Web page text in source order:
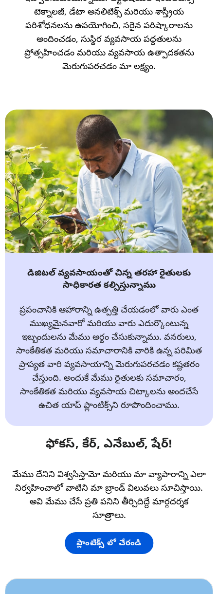
టెక్నాలజీ, డేటా అనలిటిక్స్ మరియు శాస్త్రీయ
పరిశోధనలను ఉపయోగించి, సరైన పరిష్కారాలను
అందించడం, సుస్థిర వ్యవసాయ పద్ధతులను
ప్రోత్సహించడం మరియు వ్యవసాయ ఉత్పాదకతను
మెరుగుపరచడం మా లక్ష్యం.
డిజిటల్ వ్యవసాయంతో చిన్న తరహా రైతులకు
సాధికారత కల్పిస్తున్నాము
ప్రపంచానికి ఆహారాన్ని ఉత్పత్తి చేయడంలో వారు ఎంత
ముఖ్యమైనవారో మరియు వారు ఎదుర్కొంటున్న
ఇబ్బందులను మేము అర్థం చేసుకున్నాము. వనరులు,
సాంకేతికత మరియు సమాచారానికి వారికి ఉన్న పరిమిత
ప్రాప్యత వారి వ్యవసాయాన్ని మెరుగుపరచడం కష్టతరం
చేస్తుంది. అందుకే మేము రైతులకు సమాచారం,
సాంకేతికత మరియు వ్యవసాయ చిట్కాలను అందచేసే
ఉచిత యాప్ ప్లాంటిక్స్‌ని రూపొందించాము.
ఫోకస్, కేర్, ఎనేబుల్, షేర్!
మేము దేనిని విశ్వసిస్తామో మరియు మా వ్యాపారాన్ని ఎలా
నిర్వహించాలో వాటిని మా బ్రాండ్ విలువలు సూచిస్తాయి.
అవి మేము చేసే ప్రతి పనిని తీర్చిదిద్దే మార్గదర్శక
సూత్రాలు.
ప్లాంటిక్స్ లో చేరండి